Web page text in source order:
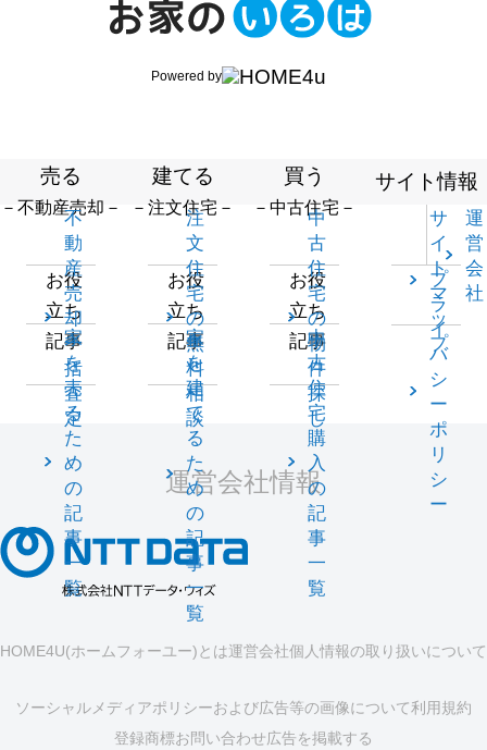
Powered by
売る
－不動産売却－
不
動
産
売
却
一
括
査
定
お役
立ち
記事
家
を
売
る
た
め
の
記
事
一
覧
建てる
－注文住宅－
注
文
住
宅
の
無
料
相
談
お役
立ち
記事
家
を
建
て
る
た
め
の
記
事
一
覧
買う
－中古住宅－
中
古
住
宅
の
物
件
探
し
お役
立ち
記事
中
古
住
宅
購
入
の
記
事
一
覧
サイト情報
サ
イ
ト
マ
ッ
プ
運
営
会
社
プ
ラ
イ
バ
シ
ー
ポ
リ
シ
ー
運営会社情報
HOME4U(ホームフォーユー)とは運営会社個人情報の取り扱いについて
ソーシャルメディアポリシーおよび広告等の画像について利用規約
登録商標お問い合わせ広告を掲載する